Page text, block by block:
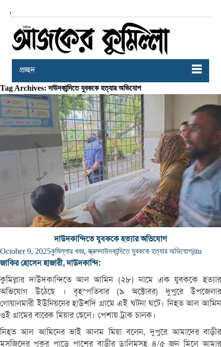
,
প্রচ্ছদ
Tag Archives: দাউদকান্দিতে যুবককে হত্যার অভিযোগ
দাউদকান্দিতে যুবককে হত্যার অভিযোগ
October 9, 2025কুমিল্লার খবর,স্ক্রলদাউদকান্দিতে যুবককে হত্যার অভিযোগjitu
জাকির হোসেন হাজারী, দাউদকান্দি:
কুমিল্লার দাউদকান্দিতে আল আমিন (২৮) নামে এক যুবককে হত্যার
অভিযোগ উঠেছে । বৃহস্পতিবার (৯ অক্টোবর) দুপুরে উপজেলার
গোয়ালমারী ইউনিয়নের হাউশদি গ্রামে এই ঘটনা ঘটে। নিহত আল আমিন
ওই গ্রামের বারেক মিয়ার ছেলে। পেশায় ট্রাক চালক।
নিহত আল আমিনের ভাই আলম মিয়া বলেন, দুপুরে আমাদের বাড়ীর
মসজিদের পুকুর পাড়ে পাশের বাড়ীর ডালিমসহ ৪/৫ জন মিলে আমার